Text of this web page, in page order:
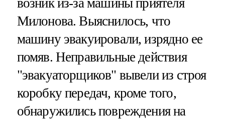
Милонова. Выяснилось, что
машину эвакуировали, изрядно ее
помяв. Неправильные действия
"эвакуаторщиков" вывели из строя
коробку передач, кроме того,
обнаружились повреждения на